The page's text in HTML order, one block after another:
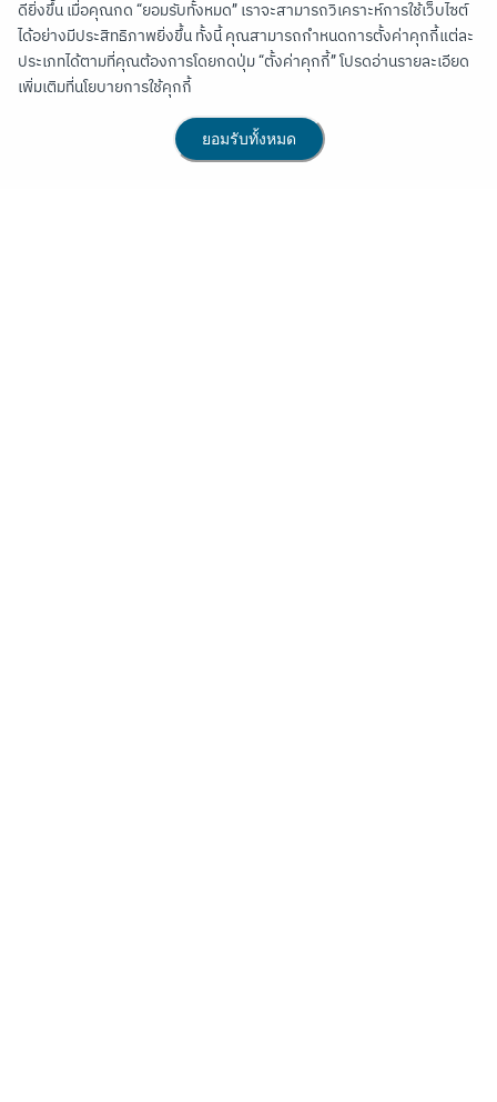
ดียิ่งขึ้น เมื่อคุณกด “ยอมรับทั้งหมด” เราจะสามารถวิเคราะห์การใช้เว็บไซต์
ได้อย่างมีประสิทธิภาพยิ่งขึ้น ทั้งนี้ คุณสามารถกำหนดการตั้งค่าคุกกี้แต่ละ
ประเภทได้ตามที่คุณต้องการโดยกดปุ่ม “ตั้งค่าคุกกี้” โปรดอ่านรายละเอียด
เพิ่มเติมที่นโยบายการใช้คุกกี้
ยอมรับทั้งหมด